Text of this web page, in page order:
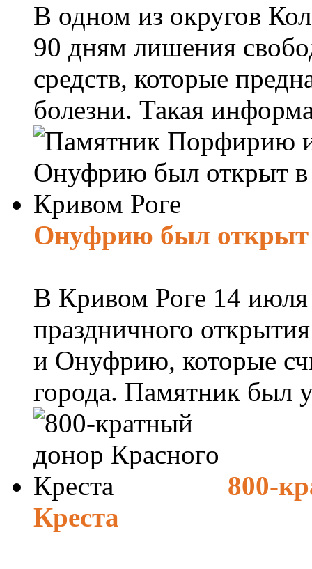
В одном из округов
90 дням лишения
средств, которые
болезни. Такая
Онуфрию был открыт
В Кривом Роге 14 июля
праздничного
и Онуфрию, которые
города. Памятник был
800-
Креста